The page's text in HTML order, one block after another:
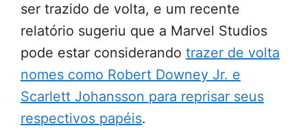
ser trazido de volta, e um recente
relatório sugeriu que a Marvel Studios
pode estar considerando trazer de volta
nomes como Robert Downey Jr. e
Scarlett Johansson para reprisar seus
respectivos papéis.